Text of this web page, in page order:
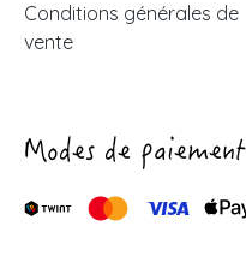
Conditions générales de
vente
Modes de paiement